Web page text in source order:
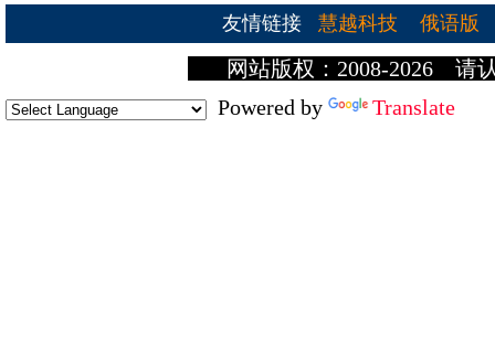
友情链接 慧越科技 俄语版
网站版权：2008-2026 请
Powered by
Translate